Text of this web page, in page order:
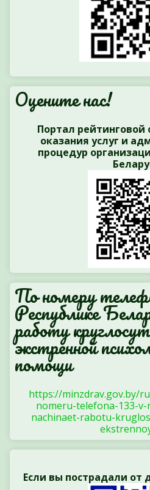
Оцените нас!
Портал рейтинговой
оказания услуг и
процедур
По номеру
Республике
работу
экстренной
помощи
https://minzdrav.gov.by/
nomeru-telefona-133-
nachinaet-rabotu-
Если вы пострадали от